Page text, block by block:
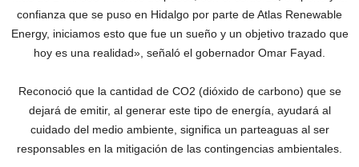
confianza que se puso en Hidalgo por parte de Atlas Renewable
Energy, iniciamos esto que fue un sueño y un objetivo trazado que
hoy es una realidad», señaló el gobernador Omar Fayad.
Reconoció que la cantidad de CO2 (dióxido de carbono) que se
dejará de emitir, al generar este tipo de energía, ayudará al
cuidado del medio ambiente, significa un parteaguas al ser
responsables en la mitigación de las contingencias ambientales.